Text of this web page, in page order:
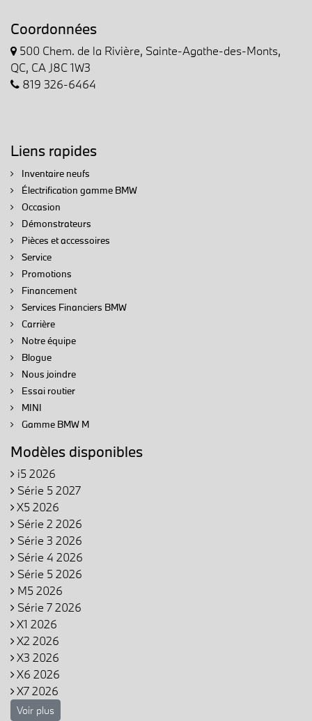
Coordonnées
500 Chem. de la Rivière, Sainte-Agathe-des-Monts,
QC, CA J8C 1W3
819 326-6464
Liens rapides
Inventaire neufs
Électrification gamme BMW
Occasion
Démonstrateurs
Pièces et accessoires
Service
Promotions
Financement
Services Financiers BMW
Carrière
Notre équipe
Blogue
Nous joindre
Essai routier
MINI
Gamme BMW M
Modèles disponibles
i5 2026
Série 5 2027
X5 2026
Série 2 2026
Série 3 2026
Série 4 2026
Série 5 2026
M5 2026
Série 7 2026
X1 2026
X2 2026
X3 2026
X6 2026
X7 2026
Voir plus